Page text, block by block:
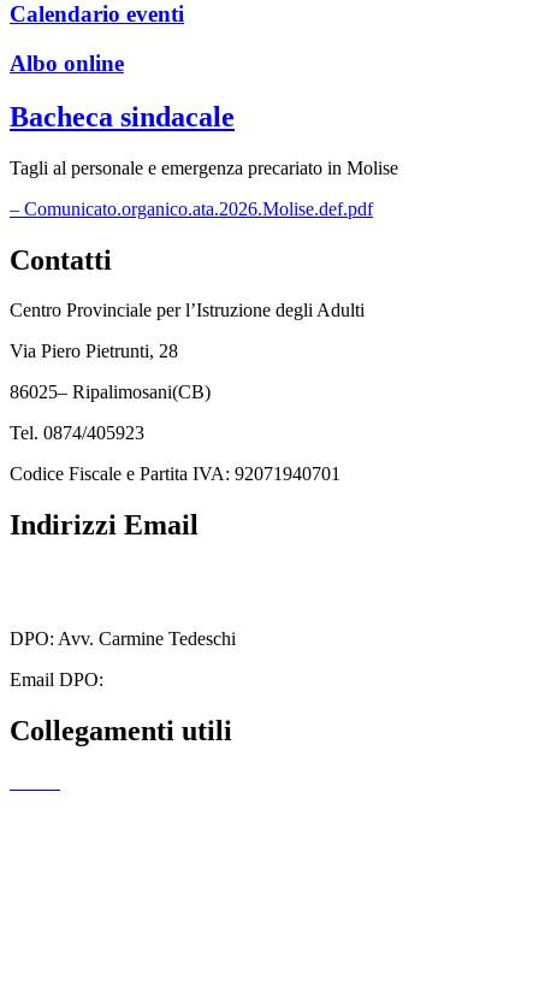
Calendario eventi
Albo online
Bacheca sindacale
Tagli al personale e emergenza precariato in Molise
– Comunicato.organico.ata.2026.Molise.def.pdf
Contatti
Centro Provinciale per l’Istruzione degli Adulti
Via Piero Pietrunti, 28
86025– Ripalimosani(CB)
Tel. 0874/405923
Codice Fiscale e Partita IVA: 92071940701
Indirizzi Email
DPO: Avv. Carmine Tedeschi
Email DPO:
Collegamenti utili